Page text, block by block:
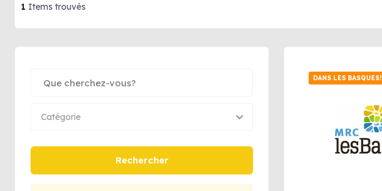
1 Items trouvés
Catégorie
Rechercher
DANS LES BASQUES!